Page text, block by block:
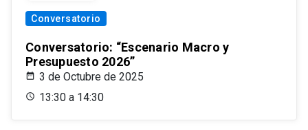
Conversatorio
Conversatorio: “Escenario Macro y
Presupuesto 2026”
3 de Octubre de 2025
13:30 a 14:30